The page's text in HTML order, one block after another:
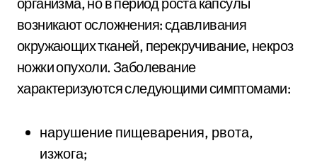
возникают осложнения: сдавливания
окружающих тканей, перекручивание, некроз
ножки опухоли. Заболевание
характеризуются следующими симптомами:
нарушение пищеварения, рвота,
изжога;